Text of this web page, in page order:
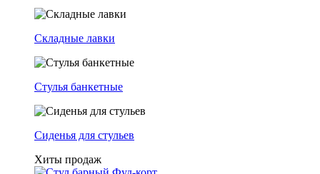
Складные лавки
Стулья банкетные
Сиденья для стульев
Хиты продаж